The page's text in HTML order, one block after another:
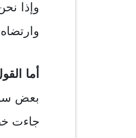
وإذا
أما
بعض
جاءت